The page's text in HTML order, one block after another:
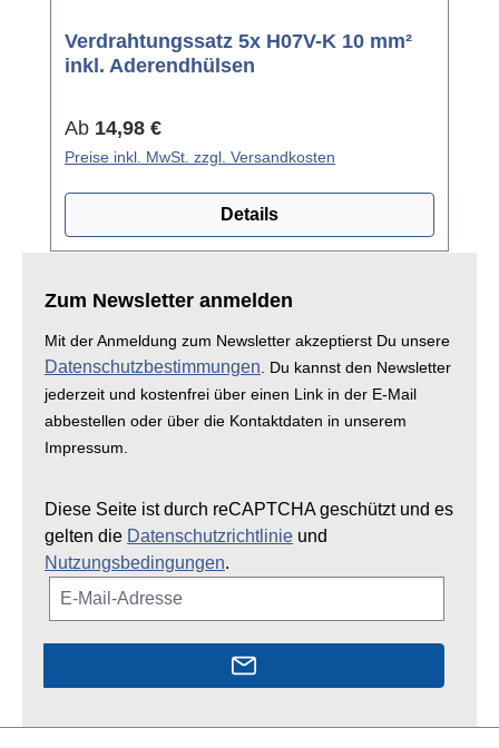
Verdrahtungssatz 5x H07V-K 10 mm²
inkl. Aderendhülsen
Regulärer Preis:
Ab 14,98 €
Preise inkl. MwSt. zzgl. Versandkosten
Details
Zum Newsletter anmelden
Mit der Anmeldung zum Newsletter akzeptierst Du unsere
Datenschutzbestimmungen . Du kannst den Newsletter
jederzeit und kostenfrei über einen Link in der E-Mail
abbestellen oder über die Kontaktdaten in unserem
Impressum.
Diese Seite ist durch reCAPTCHA geschützt und es
gelten die Datenschutzrichtlinie und
Nutzungsbedingungen.